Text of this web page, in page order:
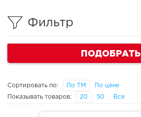
Фильтр
ПОДОБРАТЬ
Сортировать по: По ТМ По цене
Показывать товаров: 20 50 Все